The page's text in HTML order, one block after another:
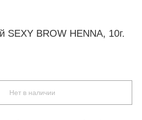
SEXY BROW HENNA, 10г.
Нет в наличии